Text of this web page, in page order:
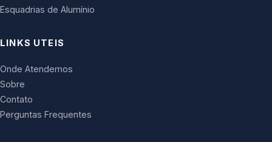
Esquadrias de Alumínio
LINKS UTEIS
Onde Atendemos
Sobre
Contato
Perguntas Frequentes